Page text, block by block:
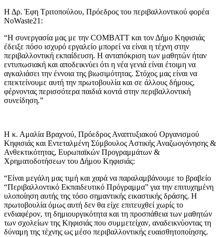
Η Δρ. Έφη Τριτοπούλου, Πρόεδρος του περιβαλλοντικού φορέα
NoWaste21:
“Η συνεργασία μας με την COMBATT και τον Δήμο Κηφισιάς
έδειξε πόσο ισχυρό εργαλείο μπορεί να είναι η τέχνη στην
περιβαλλοντική εκπαίδευση. Η ανταπόκριση των μαθητών ήταν
εντυπωσιακή και αποδεικνύει ότι η νέα γενιά είναι έτοιμη να
αγκαλιάσει την έννοια της βιωσιμότητας. Στόχος μας είναι να
επεκτείνουμε αυτή την πρωτοβουλία και σε άλλους δήμους,
φέρνοντας περισσότερα παιδιά κοντά στην περιβαλλοντική
συνείδηση.”
Η κ. Αμαλία Βραχνού, Πρόεδρος Αναπτυξιακού Οργανισμού
Κηφισιάς και Εντεταλμένη Σύμβουλος Αστικής Αναζωογόνησης &
Ανθεκτικότητας, Ευρωπαϊκών Προγραμμάτων &
Χρηματοδοτήσεων του Δήμου Κηφισιάς:
“Είναι μεγάλη μας τιμή και χαρά να παραλαμβάνουμε το βραβείο
“Περιβαλλοντικό Εκπαιδευτικό Πρόγραμμα” για την επιτυχημένη
υλοποίηση αυτής της τόσο σημαντικής εικαστικής δράσης. Η
πρωτοβουλία όμως αυτή δεν θα είχε επιτευχθεί χωρίς το
ενδιαφέρον, τη δημιουργικότητα και τη προσπάθεια των μαθητών
των σχολείων της Κηφισιάς που συμμετείχαν, αναδεικνύοντας τη
δύναμη της τέχνης ως μέσο περιβαλλοντικής ευαισθητοποίησης.